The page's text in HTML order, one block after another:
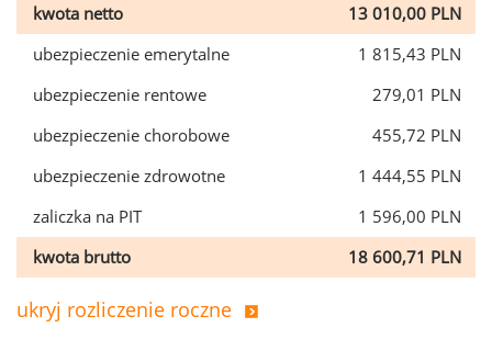
kwota netto
13 010,00 PLN
ubezpieczenie emerytalne
1 815,43 PLN
ubezpieczenie rentowe
279,01 PLN
ubezpieczenie chorobowe
455,72 PLN
ubezpieczenie zdrowotne
1 444,55 PLN
zaliczka na PIT
1 596,00 PLN
kwota brutto
18 600,71 PLN
ukryj rozliczenie roczne